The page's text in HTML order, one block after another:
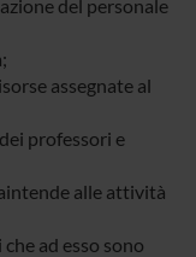
del personale
assegnate al
professori e
alle attività
ad esso sono